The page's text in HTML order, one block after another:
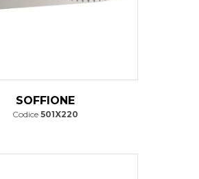
SOFFIONE
Codice 501X220